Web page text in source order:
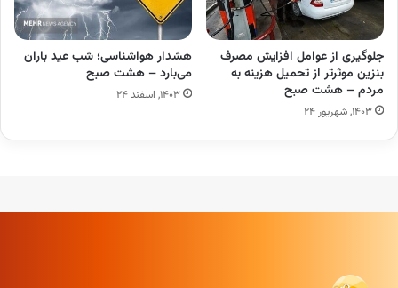
جلوگیری از عوامل افزایش مصرف
بنزین موثرتر از تحمیل هزینه به
مردم – هشت صبح
۱۴۰۳, شهریور ۲۴
هشدار هواشناسی؛ شب عید باران
می‌بارد – هشت صبح
۱۴۰۳, اسفند ۲۴